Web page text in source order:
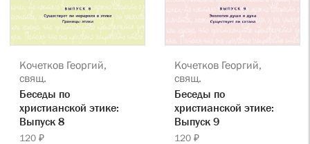
Кочетков Георгий,
свящ.
Беседы по
христианской этике:
Выпуск 8
120 ₽
Кочетков Георгий,
свящ.
Беседы по
христианской этике:
Выпуск 9
120 ₽